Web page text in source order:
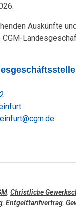
Auskünfte
CGM-
, Christliche
, Entgelttarifvertrag,